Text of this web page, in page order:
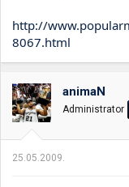
http://
8067.html
animaN
Administrator
25.05.2009.